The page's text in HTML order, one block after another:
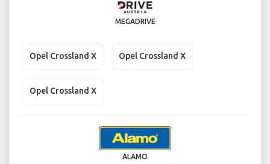
MEGADRIVE
Opel Crossland X Opel Crossland X
Opel Crossland X
ALAMO